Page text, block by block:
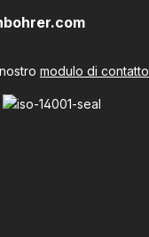
modulo di contatto